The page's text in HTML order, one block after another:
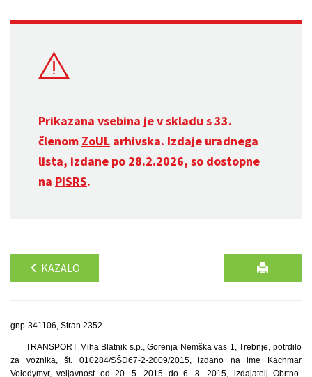
Prikazana vsebina je v skladu s 33.
členom ZoUL arhivska. Izdaje uradnega
lista, izdane po 28.2.2026, so dostopne
na PISRS.
KAZALO
gnp-341106, Stran 2352
TRANSPORT Miha Blatnik s.p., Gorenja Nemška vas 1, Trebnje, potrdilo
za voznika, št. 010284/SŠD67-2-2009/2015, izdano na ime Kachmar
Volodymyr, veljavnost od 20. 5. 2015 do 6. 8. 2015, izdajatelj Obrtno-